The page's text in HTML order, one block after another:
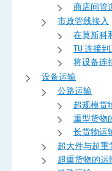
商店间管
市政管线接入
在莫斯科
TU 连接
将设备连
设备运输
公路运输
超规模货
重型货物
长货物运
超大件与超重
超重货物的运